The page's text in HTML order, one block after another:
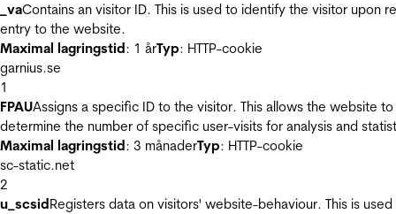
_vaContains an visitor ID. This is used to identify the visitor upon
entry to the website.
Maximal lagringstid: 1 årTyp: HTTP-cookie
garnius.se
1
FPAUAssigns a specific ID to the visitor. This allows the website to
determine the number of specific user-visits for analysis and
Maximal lagringstid: 3 månaderTyp: HTTP-cookie
sc-static.net
2
u_scsidRegisters data on visitors' website-behaviour. This is